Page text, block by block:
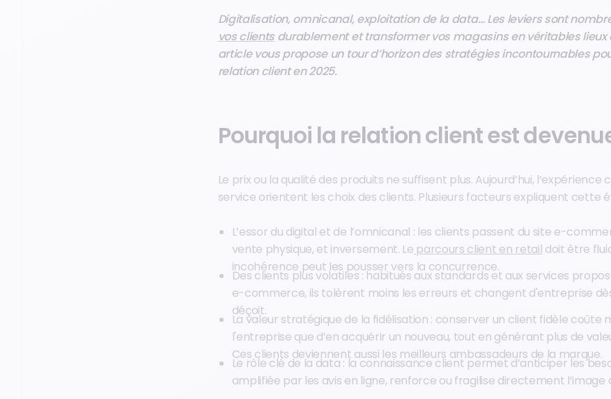
Digitalisation, omnicanal, exploitation de la data… Les leviers sont
vos clients durablement et transformer vos magasins en véritables lieux
article vous propose un tour d’horizon des stratégies incontournables
relation client en 2025.
Pourquoi la relation client est
Le prix ou la qualité des produits ne suffisent plus. Aujourd’hui, l’expérience
service orientent les choix des clients. Plusieurs facteurs expliquent cette
L’essor du digital et de l’omnicanal : les clients passent du site e-
vente physique, et inversement. Le parcours client en retail doit être
incohérence peut les pousser vers la concurrence.
Des clients plus volatiles : habitués aux standards et aux services
e-commerce, ils tolèrent moins les erreurs et changent d'entreprise
déçoit.
La valeur stratégique de la fidélisation : conserver un client fidèle coûte
l'entreprise que d’en acquérir un nouveau, tout en générant plus de
Ces clients deviennent aussi les meilleurs ambassadeurs de la marque.
Le rôle clé de la data : la connaissance client permet d’anticiper les
amplifiée par les avis en ligne, renforce ou fragilise directement l’image